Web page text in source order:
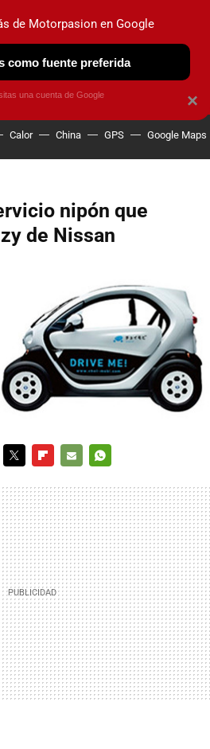
OBSERVATORIO
Calor China GPS Google Maps
nipón que
de Nissan
MAIL
×
de Motorpasion en Google
como fuente preferida
una cuenta de Google